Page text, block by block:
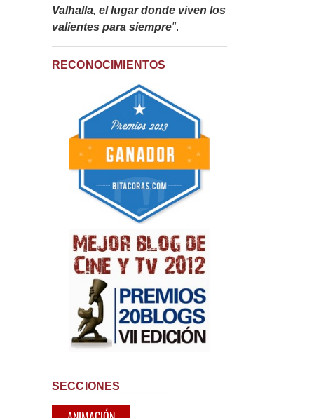
Valhalla, el lugar donde viven los
valientes para siempre".
RECONOCIMIENTOS
SECCIONES